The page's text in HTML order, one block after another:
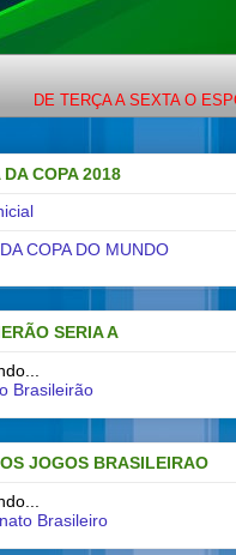
TERÇA A SEXTA O ESPORTE
COPA 2018
COPA DO MUNDO
SERIA A
Brasileirão
JOGOS BRASILEIRAO
Brasileiro